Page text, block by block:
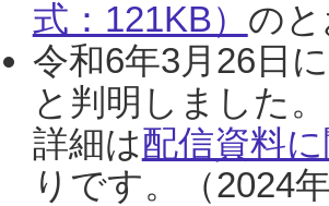
式：121KB） の
令和6年3月26日
と判明しました
詳細は配信資料
りです。（2024